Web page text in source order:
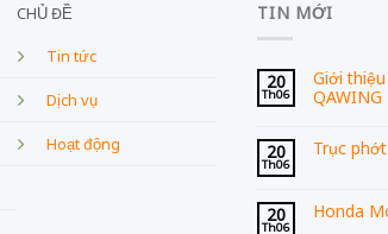
CHỦ ĐỀ
Tin tức
Dịch vụ
Hoạt động
TIN MỚI
20
Th06
Giới
QAWING
20
Th06
Trục
20
Th06
Honda